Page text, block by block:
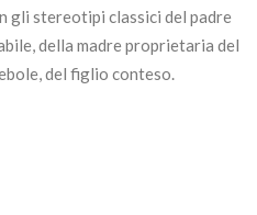
gli stereotipi classici del padre
della madre proprietaria del
del figlio conteso.